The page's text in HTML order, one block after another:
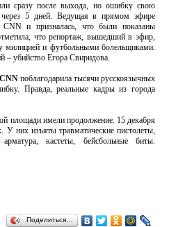
сразу после выхода, но ошибку свою
через 5 дней. Ведущая в прямом эфире
CNN и призналась, что были показаны
что репортаж, вышедший в эфир,
милицией и футбольными болельщиками.
– убийство Егора Свиридова.
поблагодарила тысячи русскоязычных
Правда, реальные кадры из города
площади имели продолжение. 15 декабря
У них изъяты травматические пистолеты,
кастеты, бейсбольные биты.
Поделиться…